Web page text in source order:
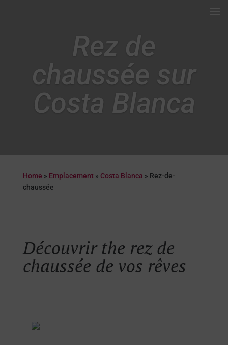
Rez de
chaussée sur
Costa Blanca
Home » Emplacement » Costa Blanca » Rez-de-
chaussée
Découvrirthe rez de
chaussée de vos rêves